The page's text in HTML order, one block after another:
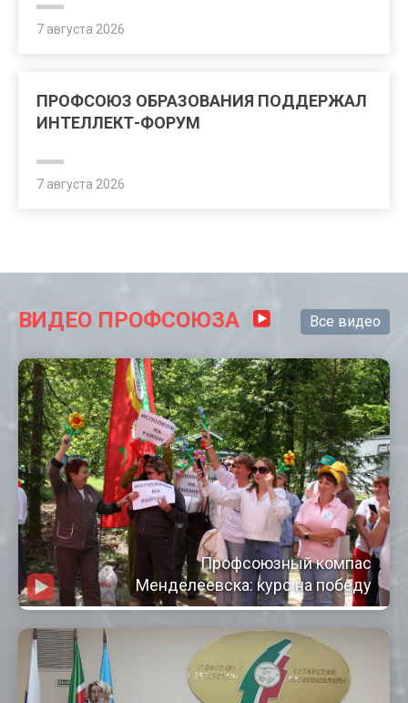
7 августа 2026
ПРОФСОЮЗ ОБРАЗОВАНИЯ ПОДДЕРЖАЛ
ИНТЕЛЛЕКТ-ФОРУМ
7 августа 2026
ВИДЕО ПРОФСОЮЗА Все видео
Профсоюзный компас
Менделеевска: курс на победу